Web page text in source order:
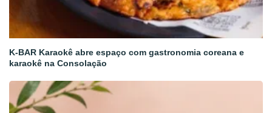
K-BAR Karaokê abre espaço com gastronomia coreana e
karaokê na Consolação